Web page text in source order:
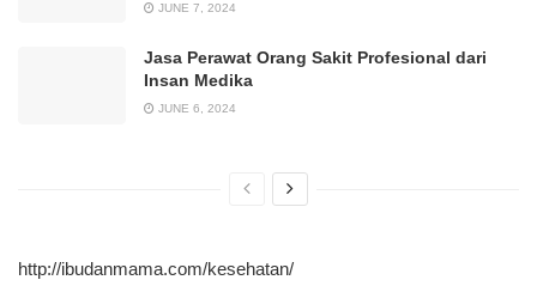
JUNE 7, 2024
Jasa Perawat Orang Sakit Profesional dari
Insan Medika
JUNE 6, 2024
http://ibudanmama.com/kesehatan/